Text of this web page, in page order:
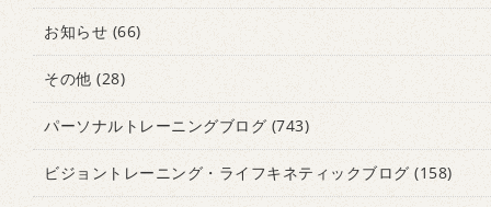
お知らせ (66)
その他 (28)
パーソナルトレーニングブログ(743)
ビジョントレーニング・ライフキネティックブログ (158)